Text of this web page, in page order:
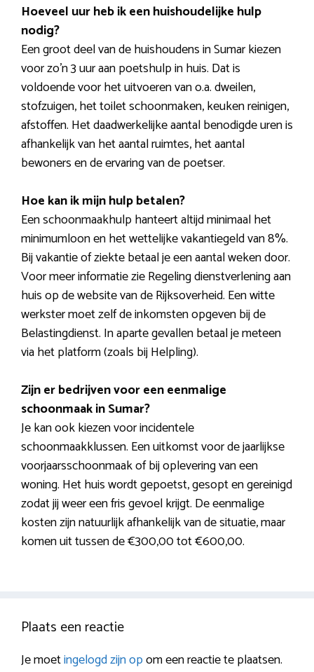
Hoeveel uur heb ik een huishoudelijke hulp
nodig?
Een groot deel van de huishoudens in Sumar kiezen
voor zo’n 3 uur aan poetshulp in huis. Dat is
voldoende voor het uitvoeren van o.a. dweilen,
stofzuigen, het toilet schoonmaken, keuken reinigen,
afstoffen. Het daadwerkelijke aantal benodigde uren is
afhankelijk van het aantal ruimtes, het aantal
bewoners en de ervaring van de poetser.
Hoe kan ik mijn hulp betalen?
Een schoonmaakhulp hanteert altijd minimaal het
minimumloon en het wettelijke vakantiegeld van 8%.
Bij vakantie of ziekte betaal je een aantal weken door.
Voor meer informatie zie Regeling dienstverlening aan
huis op de website van de Rijksoverheid. Een witte
werkster moet zelf de inkomsten opgeven bij de
Belastingdienst. In aparte gevallen betaal je meteen
via het platform (zoals bij Helpling).
Zijn er bedrijven voor een eenmalige
schoonmaak in Sumar?
Je kan ook kiezen voor incidentele
schoonmaakklussen. Een uitkomst voor de jaarlijkse
voorjaarsschoonmaak of bij oplevering van een
woning. Het huis wordt gepoetst, gesopt en gereinigd
zodat jij weer een fris gevoel krijgt. De eenmalige
kosten zijn natuurlijk afhankelijk van de situatie, maar
komen uit tussen de €300,00 tot €600,00.
Plaats een reactie
Je moetingelogd zijn opom een reactie te plaatsen.